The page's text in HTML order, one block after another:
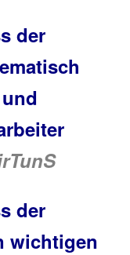
der
der
wichtigen